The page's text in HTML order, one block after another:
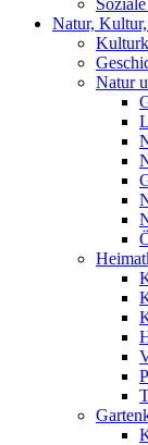
Natur,
Natur